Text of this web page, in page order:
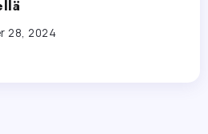
28, 2024